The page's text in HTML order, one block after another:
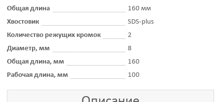
Общая длина
160 мм
Хвостовик
SDS-plus
Количество режущих кромок
2
Диаметр, мм
8
Общая длина, мм
160
Рабочая длина, мм
100